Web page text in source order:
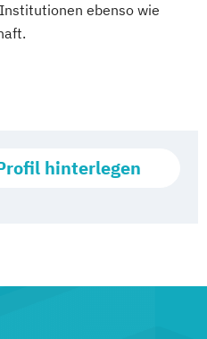
ebenso wie
hinterlegen